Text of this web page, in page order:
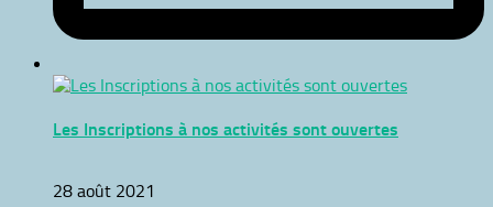
Les Inscriptions à nos activités sont ouvertes
28 août 2021